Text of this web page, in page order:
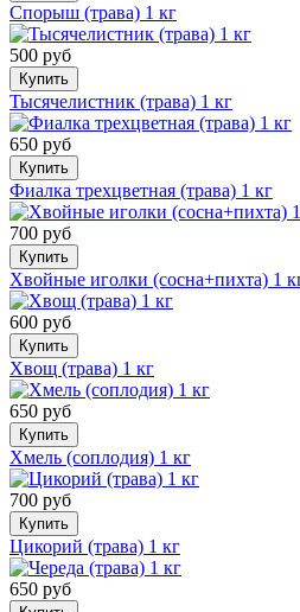
Спорыш (трава) 1 кг
500 руб
Купить
Тысячелистник (трава) 1 кг
650 руб
Купить
Фиалка трехцветная (трава) 1 кг
700 руб
Купить
Хвойные иголки (сосна+пихта) 1
600 руб
Купить
Хвощ (трава) 1 кг
650 руб
Купить
Хмель (соплодия) 1 кг
700 руб
Купить
Цикорий (трава) 1 кг
650 руб